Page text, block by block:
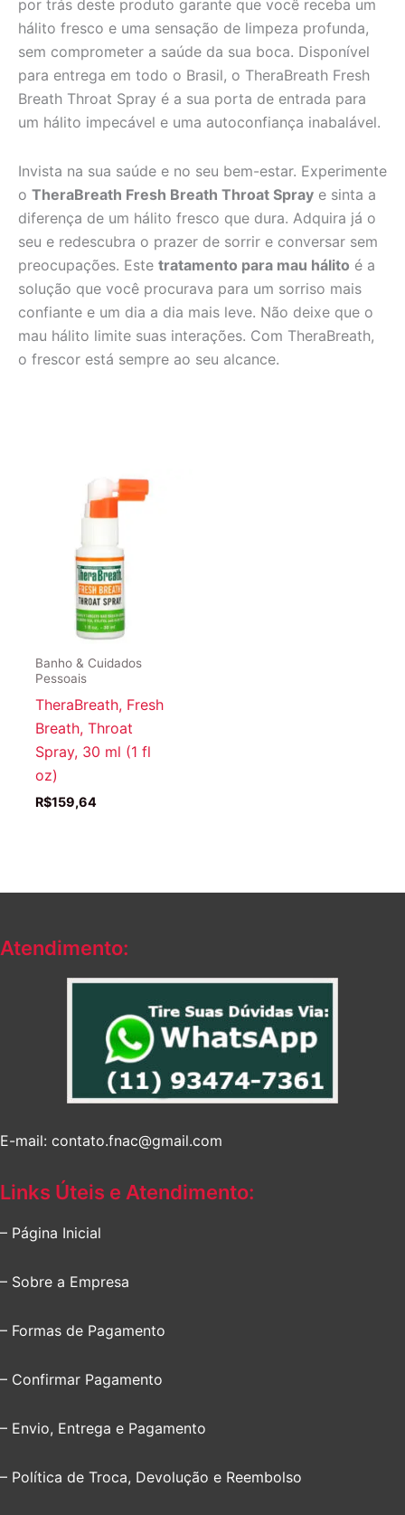
por trás deste produto garante que você receba um
hálito fresco e uma sensação de limpeza profunda,
sem comprometer a saúde da sua boca. Disponível
para entrega em todo o Brasil, o TheraBreath Fresh
Breath Throat Spray é a sua porta de entrada para
um hálito impecável e uma autoconfiança inabalável.
Invista na sua saúde e no seu bem-estar. Experimente
o TheraBreath Fresh Breath Throat Spray e sinta a
diferença de um hálito fresco que dura. Adquira já o
seu e redescubra o prazer de sorrir e conversar sem
preocupações. Este tratamento para mau hálito é a
solução que você procurava para um sorriso mais
confiante e um dia a dia mais leve. Não deixe que o
mau hálito limite suas interações. Com TheraBreath,
o frescor está sempre ao seu alcance.
Banho & Cuidados
Pessoais
TheraBreath, Fresh
Breath, Throat
Spray, 30 ml (1 fl
oz)
R$159,64
Atendimento:
E-mail: contato.fnac@gmail.com
Links Úteis e Atendimento:
– Página Inicial
– Sobre a Empresa
– Formas de Pagamento
– Confirmar Pagamento
– Envio, Entrega e Pagamento
– Política de Troca, Devolução e Reembolso